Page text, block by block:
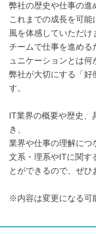
弊社の歴史や仕事の進
これまでの成長を可
風を体感していただけ
チームで仕事を進める
ュニケーションとは何
弊社が大切にする「好
す。
IT業界の概要や歴史、
き、
業界や仕事の理解につ
文系・理系やITに関す
とができるので、ぜひ
※内容は変更になる可